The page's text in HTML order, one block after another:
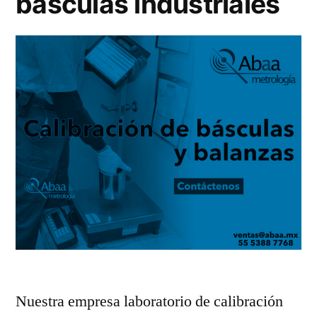
calibración?
Nuestra empresa laboratorio de calibración